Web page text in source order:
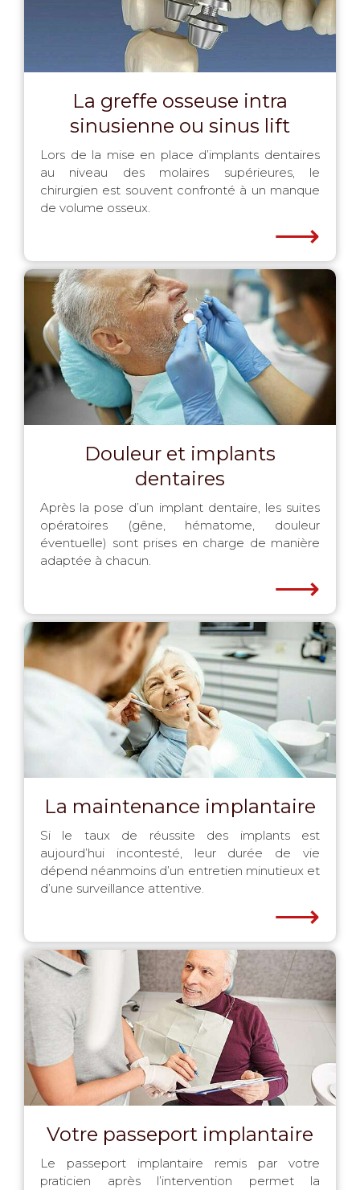
La greffe osseuse intra
sinusienne ou sinus lift
Lors de la mise en place d’implants dentaires
au niveau des molaires supérieures, le
chirurgien est souvent confronté à un manque
de volume osseux.
⟶
Douleur et implants
dentaires
Après la pose d’un implant dentaire, les suites
opératoires (gêne, hématome, douleur
éventuelle) sont prises en charge de manière
adaptée à chacun.
⟶
La maintenance implantaire
Si le taux de réussite des implants est
aujourd’hui incontesté, leur durée de vie
dépend néanmoins d’un entretien minutieux et
d’une surveillance attentive.
⟶
Votre passeport implantaire
Le passeport implantaire remis par votre
praticien après l’intervention permet la